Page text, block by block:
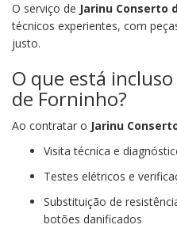
O serviço de Jarinu Conserto
técnicos experientes, com
justo.
O que está
de Forninho?
Ao contratar o Jarinu
Visita técnica e
Testes elétricos e
Substituição de
botões danificados